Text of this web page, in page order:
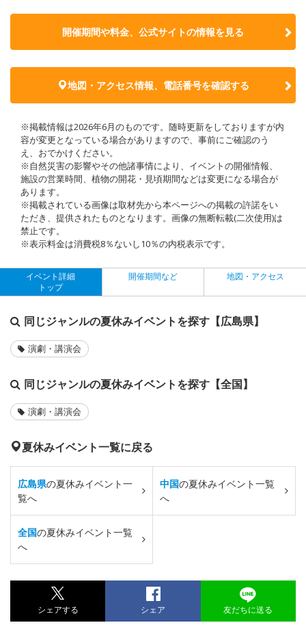
開催期間や料金、公式サイトの情報を見る
地図・アクセス情報、電話番号を確認する
※掲載情報は2026年6月のものです。随時更新をしておりますが内
容が変更となっている場合がありますので、事前にご確認のう
え、おでかけください。
※自然災害の影響やその他諸事情により、イベントの開催情報、
施設の営業時間、植物の開花・見頃期間などは変更になる場合が
あります。
※掲載されている画像は取材先から本ページへの掲載の許諾をい
ただき、提供されたものとなります。画像の無断転載(二次使用)は
禁止です。
※表示料金は消費税8％ないし10％の内税表示です。
イベント詳細
トップ
開催期間など 地図・アクセス
同じジャンルの夏休みイベントを探す【広島県】
演劇・講演会
同じジャンルの夏休みイベントを探す【全国】
演劇・講演会
夏休みイベント一覧に戻る
広島県の夏休みイベント一
覧へ
中国の夏休みイベント一覧
へ
全国の夏休みイベント一覧
へ
シェアする シェア 友だちに送る